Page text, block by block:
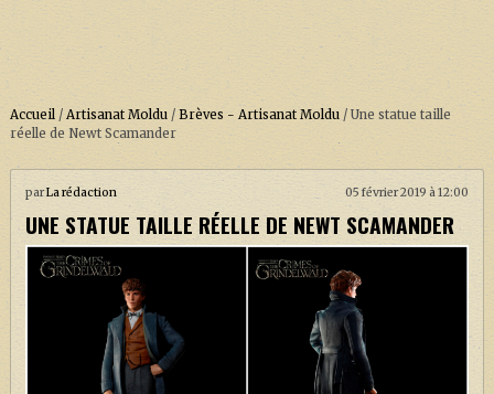
ACCUEIL
À PROPOS
SOUTENEZ-NOUS !
LA SÉRIE HARRY POTTER (REBOOT)
HARRY POTTER : LIVRES
Accueil/ Artisanat Moldu/ Brèves - Artisanat Moldu/ Une statue taille
réelle de Newt Scamander
parLa rédaction 05 février 2019 à 12:00
UNE STATUE TAILLE RÉELLE DE NEWT SCAMANDER